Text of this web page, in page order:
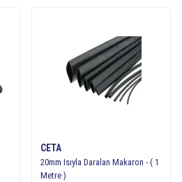
CETA
20mm Isıyla Daralan Makaron - ( 1
Metre )